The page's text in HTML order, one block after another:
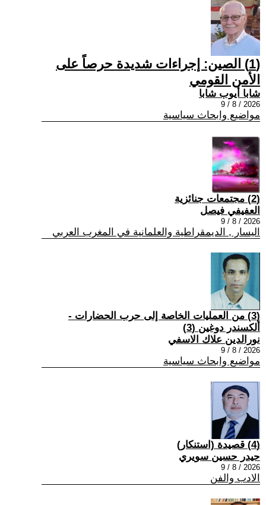
(1) الصين: إجراءات شديدة حرصاً على
الأمن القومي
شابا أيوب شابا
2026 / 8 / 9
مواضيع وابحاث سياسية
(2) مجتمعات جنائزية
العفيفي فيصل
2026 / 8 / 9
اليسار , الديمقراطية والعلمانية في المغرب العربي
(3) من العمليات الخاصة إلى حرب الحضارات -
ألكسندر دوغين (3)
نورالدين علاك الاسفي
2026 / 8 / 9
مواضيع وابحاث سياسية
(4) قصيدة (استنكار)
حيدر حسين سويري
2026 / 8 / 9
الادب والفن